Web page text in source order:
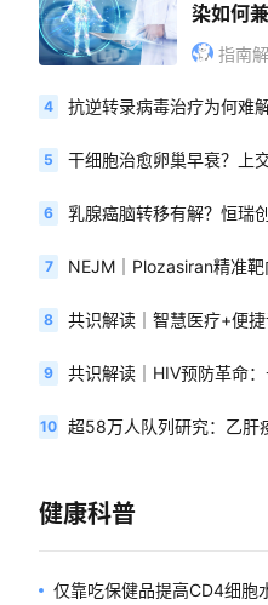
染如何
「肺结
解读
指南
4
5
6
7
8
9
10
健康科普
仅靠吃保健品提高CD4细胞